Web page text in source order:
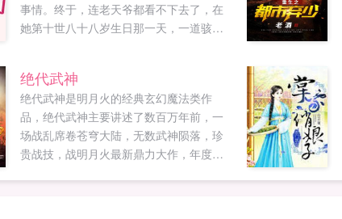
事情。终于，连老天爷都看不下去了，在
她第十世八十八岁生日那一天，一道骇人
多了一位女掌门。当慕莲站在冷风中，呼
吸异界的空气时，周围突然安静了滴，您
的单身系统究极进化版已上线，请查收！
她不禁抽了抽嘴角，谁来告诉她，这个突
然冒出来的系统到底是怎么回事...
绝代武神
绝代武神是明月火的经典玄幻魔法类作
品，绝代武神主要讲述了数百万年前，一
场战乱席卷苍穹大陆，无数武神陨落，珍
贵战技，战明月火最新鼎力大作，年度必